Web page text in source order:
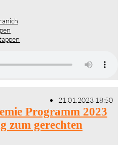
21.01.2023 18:50
Programm 2023
zum gerechten